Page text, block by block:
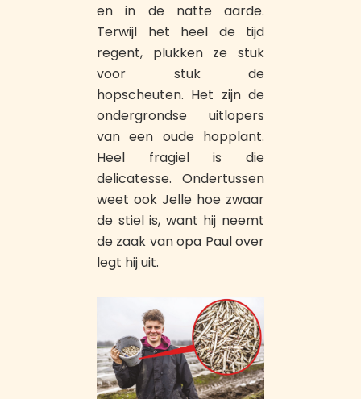
en in de natte aarde.
Terwijl het heel de tijd
regent, plukken ze stuk
voor stuk de
hopscheuten. Het zijn de
ondergrondse uitlopers
van een oude hopplant.
Heel fragiel is die
delicatesse. Ondertussen
weet ook Jelle hoe zwaar
de stiel is, want hij neemt
de zaak van opa Paul over
legt hij uit.